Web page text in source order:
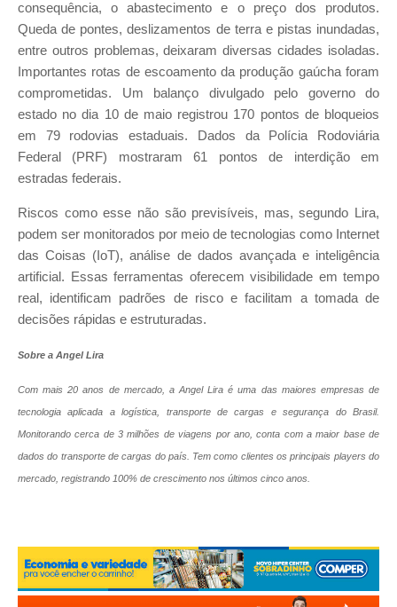
consequência, o abastecimento e o preço dos produtos.
Queda de pontes, deslizamentos de terra e pistas inundadas,
entre outros problemas, deixaram diversas cidades isoladas.
Importantes rotas de escoamento da produção gaúcha foram
comprometidas. Um balanço divulgado pelo governo do
estado no dia 10 de maio registrou 170 pontos de bloqueios
em 79 rodovias estaduais. Dados da Polícia Rodoviária
Federal (PRF) mostraram 61 pontos de interdição em
estradas federais.
Riscos como esse não são previsíveis, mas, segundo Lira,
podem ser monitorados por meio de tecnologias como Internet
das Coisas (IoT), análise de dados avançada e inteligência
artificial. Essas ferramentas oferecem visibilidade em tempo
real, identificam padrões de risco e facilitam a tomada de
decisões rápidas e estruturadas.
Sobre a Angel Lira
Com mais 20 anos de mercado, a Angel Lira é uma das maiores empresas de
tecnologia aplicada a logística, transporte de cargas e segurança do Brasil.
Monitorando cerca de 3 milhões de viagens por ano, conta com a maior base de
dados do transporte de cargas do país. Tem como clientes os principais players do
mercado, registrando 100% de crescimento nos últimos cinco anos.